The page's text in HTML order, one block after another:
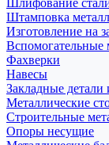
Шлифование
Штамповка
Изготовление на
Вспомогательные
Фахверки
Навесы
Закладные
Металлические
Строительные
Опоры несущие